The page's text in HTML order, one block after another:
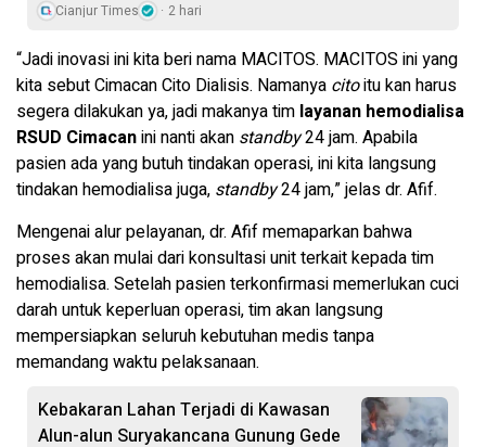
Cianjur Times 2 hari
“Jadi inovasi ini kita beri nama MACITOS. MACITOS ini yang
kita sebut Cimacan Cito Dialisis. Namanya citoitu kan harus
segera dilakukan ya, jadi makanya tim layanan hemodialisa
RSUD Cimacanini nanti akan standby24 jam. Apabila
pasien ada yang butuh tindakan operasi, ini kita langsung
tindakan hemodialisa juga, standby24 jam,” jelas dr. Afif.
Mengenai alur pelayanan, dr. Afif memaparkan bahwa
proses akan mulai dari konsultasi unit terkait kepada tim
hemodialisa. Setelah pasien terkonfirmasi memerlukan cuci
darah untuk keperluan operasi, tim akan langsung
mempersiapkan seluruh kebutuhan medis tanpa
memandang waktu pelaksanaan.
Kebakaran Lahan Terjadi di Kawasan
Alun-alun Suryakancana Gunung Gede